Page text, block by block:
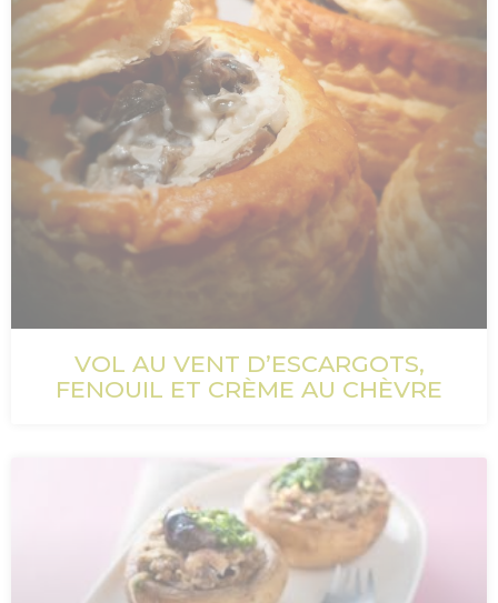
VOL AU VENT D’ESCARGOTS,
FENOUIL ET CRÈME AU CHÈVRE